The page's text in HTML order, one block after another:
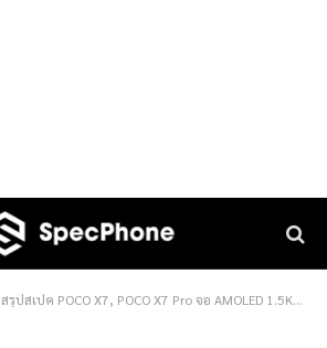
สรุปสเปค POCO X7, POCO X7 Pro จอ AMOLED 1.5K กล้องหลัง 50MP สเปคคุ้มๆ ราคาเริ่มต้นเพียง 7,999 บาท